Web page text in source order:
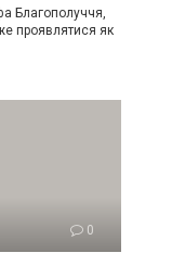
Благополуччя,
проявлятися як
0